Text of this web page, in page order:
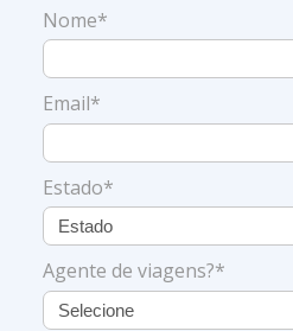
Nome*
Email*
Estado*
Agente de viagens?*